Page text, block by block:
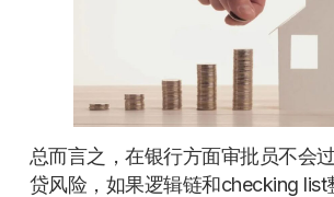
总而言之，在银行方面审批员不会
贷风险，如果逻辑链和checking list